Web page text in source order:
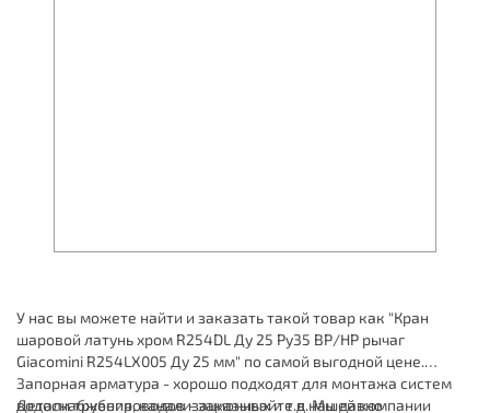
У нас вы можете найти и заказать такой товар как "Кран
шаровой латунь хром R254DL Ду 25 Ру35 ВР/НР рычаг
Giacomini R254LX005 Ду 25 мм" по самой выгодной цене.
Запорная арматура - хорошо подходят для монтажа систем
водоснабжения, канализационных и т.д. Мы давно
Детали трубопроводов - заказывайте в нашей компании